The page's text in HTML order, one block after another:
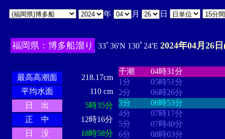
年 月 日
福岡県：博多船溜り 33ﾟ36'N 130ﾟ24'E 2024年04月26
最高高潮面
218.17cm
平均水面
110 cm
日 出
5時35分
正 中
12時16分
日 没
18時58分
干潮
04時31分
1分
05時51分
2分
06時26分
3分
06時53分
4分
07時17分
5分
07時40分
6分
08時03分